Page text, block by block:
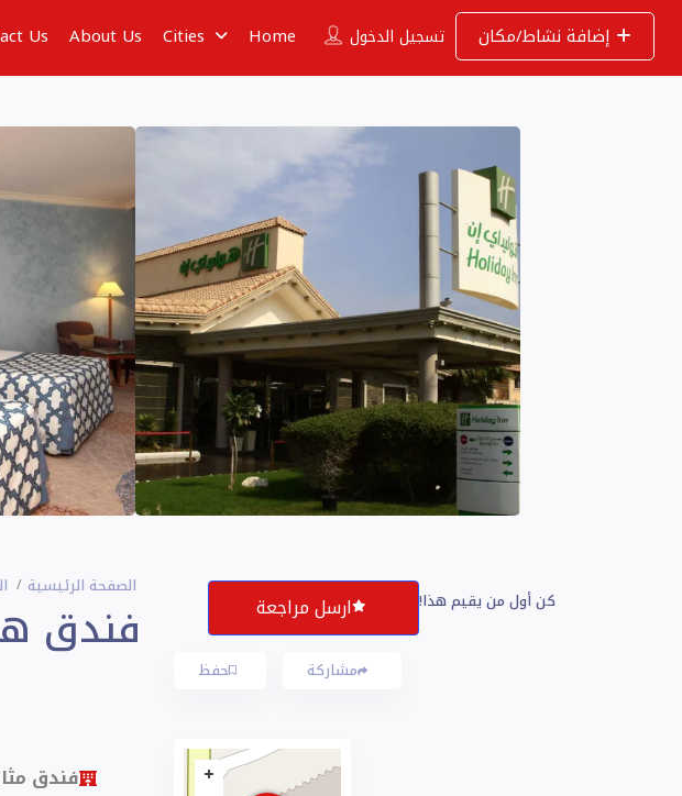
تسجيل الدخول إضافة نشاط/مكان Home
Cities
About Us
Us
الصفحة الرئيسية
فندق كن أول من يقيم هذا! ارسل مراجعة
حفظ مشاركة
فندق